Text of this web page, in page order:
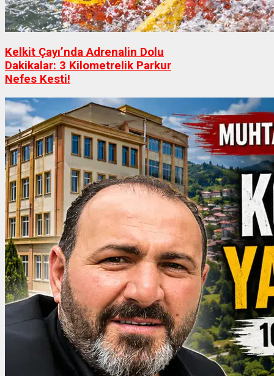
Kelkit Çayı’nda Adrenalin Dolu
Dakikalar: 3 Kilometrelik Parkur
Nefes Kesti!